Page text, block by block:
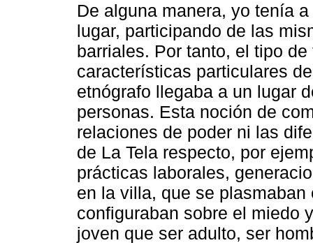
De alguna manera, yo tenía
lugar, participando de las
barriales. Por tanto, el tipo
características particulares
etnógrafo llegaba a un lugar
personas. Esta noción de
relaciones de poder ni las
de La Tela respecto, por
prácticas laborales,
en la villa, que se
configuraban sobre el miedo
joven que ser adulto, ser